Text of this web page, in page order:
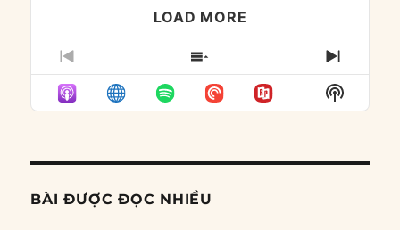
LOAD MORE
PREVIOUS
EPISODE
SHOW
EPISODES
LIST
NEXT
Show
Podcast
BÀI ĐƯỢC ĐỌC NHIỀU